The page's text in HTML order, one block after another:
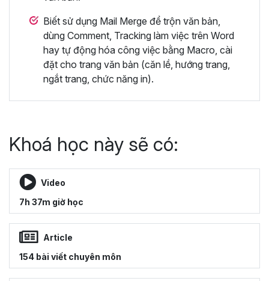
Biết sử dụng Mail Merge để trộn văn bản,
dùng Comment, Tracking làm việc trên Word
hay tự động hóa công việc bằng Macro, cài
đặt cho trang văn bản (căn lề, hướng trang,
ngắt trang, chức năng in).
Khoá học này sẽ có:
Video
7h 37m giờ học
Article
154 bài viết chuyên môn